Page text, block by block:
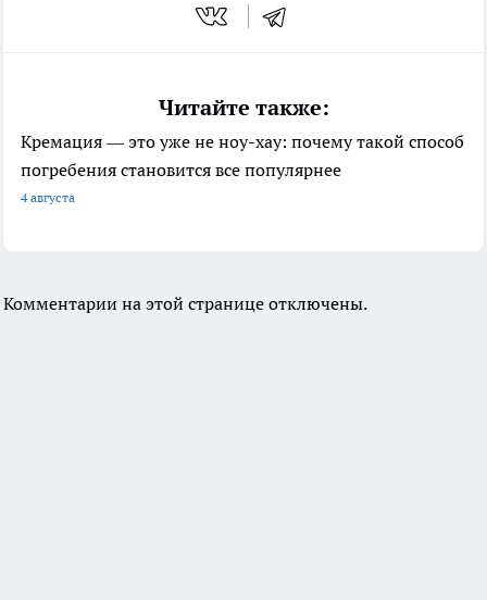
Читайте также:
Кремация — это уже не ноу-хау: почему такой способ
погребения становится все популярнее
4 августа
Комментарии на этой странице отключены.